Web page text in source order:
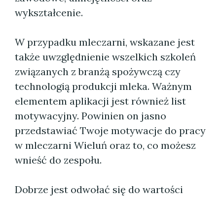
wykształcenie.
W przypadku mleczarni, wskazane jest
także uwzględnienie wszelkich szkoleń
związanych z branżą spożywczą czy
technologią produkcji mleka. Ważnym
elementem aplikacji jest również list
motywacyjny. Powinien on jasno
przedstawiać Twoje motywacje do pracy
w mleczarni Wieluń oraz to, co możesz
wnieść do zespołu.
Dobrze jest odwołać się do wartości